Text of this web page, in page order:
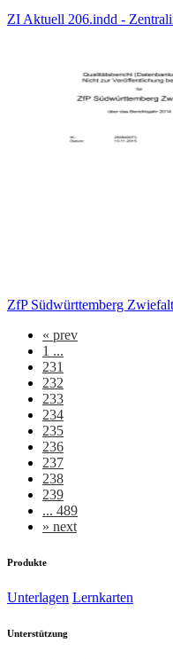
ZI Aktuell 206.indd -
ZfP Südwürttemberg
« prev
1 ...
231
232
233
234
235
236
237
238
239
... 489
» next
Produkte
Unterlagen Lernkarten
Unterstützung